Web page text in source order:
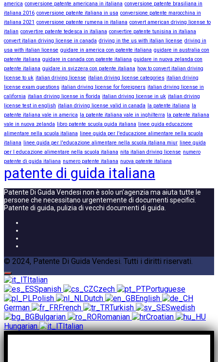
america conversione patente americana in italiana conversione patente brasiliana in
italiana 2016 conversione patente italiana in usa conversione patente marocchina in
italiana 2021 conversione patente rumena in italiana convert american driving license to
italian convertire patente tedesca in italiana convertire patente tunisina in italiana
convert italian driving license in canada driving in the us with italian license driving in
usa with italian license guidare in america con patente italiana guidare in australia con
patente italiana guidare in canada con patente italiana guidare in nuova zelanda con
patente italiana guidare in svizzera con patente italiana how to convert italian driving
license to uk italian driving license italian driving license categories italian driving
license exam questions italian driving license for foreigners italian driving license in
california italian driving license in florida italian driving license in uk italian driving
license test in english italian driving license valid in canada la patente italiana
la
patente italiana vale in america
la patente italiana vale in inghilterra
la patente italiana
vale in nuova zelanda
libro patente scuola guida italiana
linee guida educazione
alimentare nella scuola italiana
linee guida per l'educazione alimentare nella scuola
italiana
linee guida per l'educazione alimentare nella scuola italiana miur linee guida
per l educazione alimentare nella scuola italiana nita italian driving license numero
patente di guida italiana numero patente italiana nuova patente italiana
patente di guida italiana
Patente Di Guida Vendesi non è solo un’agenzia ma aiuta tutte le
persone che necessitano urgentemente di documenti specifici.
Patente di guida, pulizia di vecchi documenti di guida.
© 2024, Patente Di Guida Vendesi. Tutti i diritti riservati.
Italian
Spanish
Czech
Portuguese
Polish
Dutch
English
German
French Turkish
Swedish
Bulgarian
Romanian
Croatian
Hungarian
Italian